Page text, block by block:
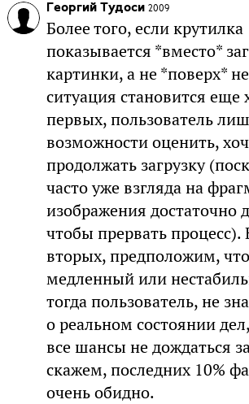
Георгий Тудоси 2009
Более того, если крутилка
показывается *вместо*
картинки, а не *поверх*
ситуация становится еще
первых, пользователь
возможности оценить,
продолжать загрузку
часто уже взгляда на
изображения достаточно
чтобы прервать процесс).
вторых, предположим,
медленный или
тогда пользователь, не
о реальном состоянии
все шансы не дождаться
скажем, последних 10%
очень обидно.